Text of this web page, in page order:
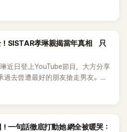
，持續透過社群平台公開爆料，反
自己過去曾是SHINee、NCT等偶
延燒。
SISTAR孝琳親揭當年真相 只
近日登上YouTube節目，大方分享
過去曾遭最好的朋友搶走男友。她
如果同樣的事情現在再發生，「我
一句話徹底打動她 網全被暖哭：